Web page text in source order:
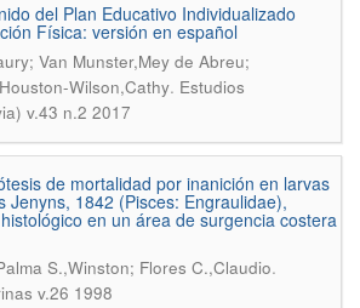
del Plan Educativo Individualizado
Física: versión en español
Van Munster,Mey de Abreu;
Wilson,Cathy. Estudios
v.43 n.2 2017
de mortalidad por inanición en larvas
Jenyns, 1842 (Pisces: Engraulidae),
en un área de surgencia costera
S.,Winston; Flores C.,Claudio.
v.26 1998